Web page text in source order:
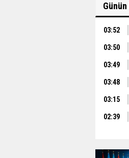
Günün
03:52
03:50
03:49
03:48
03:15
02:39